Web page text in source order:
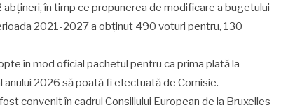
în timp ce propunerea de modificare a bugetului
2021-2027 a obținut 490 voturi pentru, 130
în mod oficial pachetul pentru ca prima plată la
anului 2026 să poată fi efectuată de Comisie.
convenit în cadrul Consiliului European de la Bruxelles